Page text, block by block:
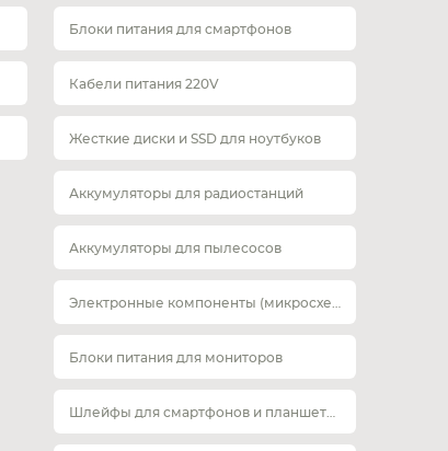
Блоки питания для смартфонов
Кабели питания 220V
Жесткие диски и SSD для ноутбуков
Аккумуляторы для радиостанций
Аккумуляторы для пылесосов
Блоки питания для мониторов